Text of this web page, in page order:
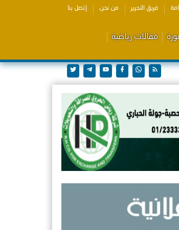
فريق التحرير من نحن إتصل بنا
مقالات رياضية